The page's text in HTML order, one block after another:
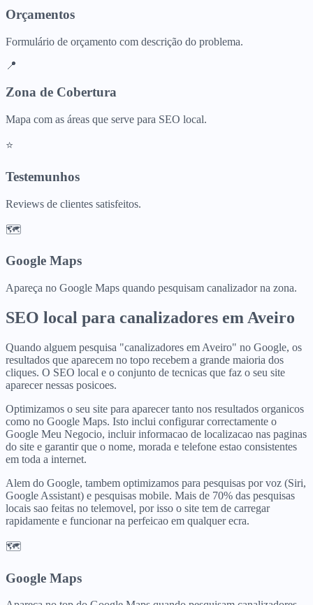
Orçamentos
Formulário de orçamento com descrição do problema.
📍
Zona de Cobertura
Mapa com as áreas que serve para SEO local.
⭐
Testemunhos
Reviews de clientes satisfeitos.
🗺️
Google Maps
Apareça no Google Maps quando pesquisam canalizador na zona.
SEO local para canalizadores em Aveiro
Quando alguem pesquisa "canalizadores em Aveiro" no Google, os
resultados que aparecem no topo recebem a grande maioria dos
cliques. O SEO local e o conjunto de tecnicas que faz o seu site
aparecer nessas posicoes.
Optimizamos o seu site para aparecer tanto nos resultados organicos
como no Google Maps. Isto inclui configurar correctamente o
Google Meu Negocio, incluir informacao de localizacao nas paginas
do site e garantir que o nome, morada e telefone estao consistentes
em toda a internet.
Alem do Google, tambem optimizamos para pesquisas por voz (Siri,
Google Assistant) e pesquisas mobile. Mais de 70% das pesquisas
locais sao feitas no telemovel, por isso o site tem de carregar
rapidamente e funcionar na perfeicao em qualquer ecra.
🗺️
Google Maps